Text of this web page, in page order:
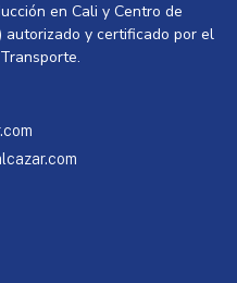
en Cali y Centro de
autorizado y certificado por el